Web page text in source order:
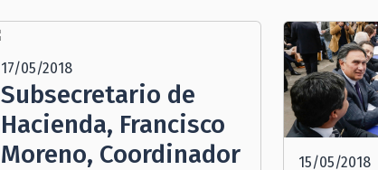
17/05/2018
Subsecretario de
Hacienda, Francisco
Moreno, Coordinador
15/05/2018